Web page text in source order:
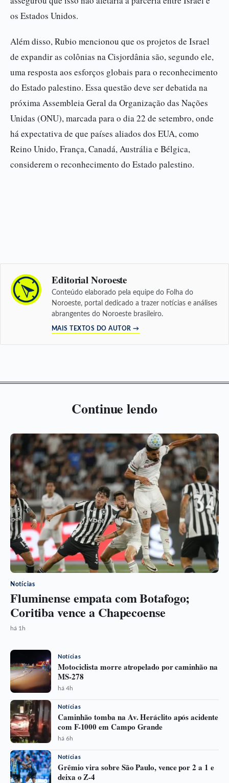
os Estados Unidos.
Além disso, Rubio mencionou que os projetos de Israel
de expandir as colônias na Cisjordânia são, segundo ele,
uma resposta aos esforços globais para o reconhecimento
do Estado palestino. Essa questão deve ser debatida na
próxima Assembleia Geral da Organização das Nações
Unidas (ONU), marcada para o dia 22 de setembro, onde
há expectativa de que países aliados dos EUA, como
Reino Unido, França, Canadá, Austrália e Bélgica,
considerem o reconhecimento do Estado palestino.
Editorial Noroeste
Conteúdo elaborado pela equipe do Folha do
Noroeste, portal dedicado a trazer notícias e análises
abrangentes do Noroeste brasileiro.
MAIS TEXTOS DO AUTOR →
Continue lendo
Notícias
Fluminense empata com Botafogo;
Coritiba vence a Chapecoense
há 1h
Notícias
Motociclista morre atropelado por caminhão na
MS-278
há 4h
Notícias
Caminhão tomba na Av. Heráclito após acidente
com F-1000 em Campo Grande
há 6h
Notícias
Grêmio vira sobre São Paulo, vence por 2 a 1 e
deixa o Z-4